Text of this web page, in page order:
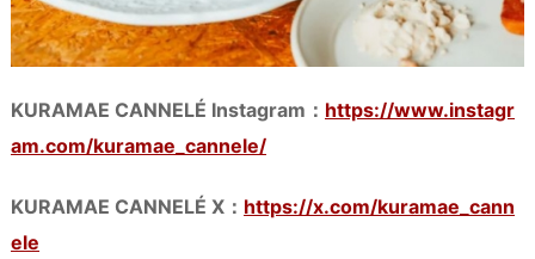
KURAMAE CANNELÉ Instagram： https://www.instagr
am.com/kuramae_cannele/
KURAMAE CANNELÉ X： https://x.com/kuramae_cann
ele